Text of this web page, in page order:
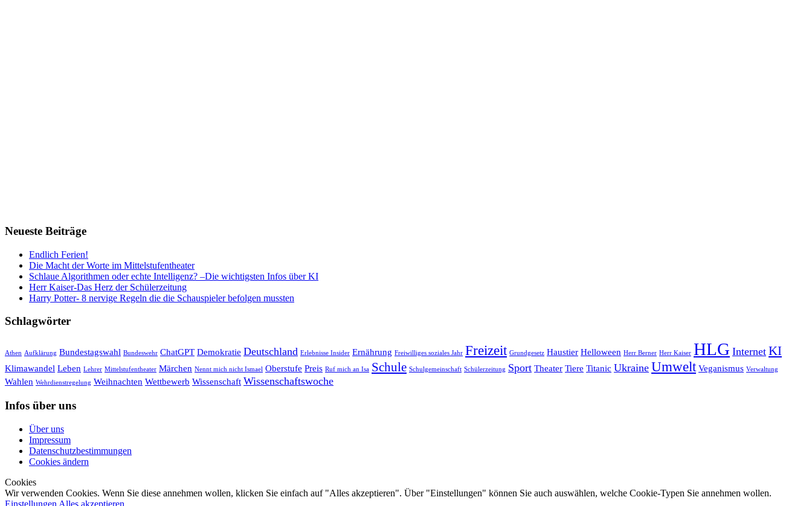
Neueste Beiträge
Endlich Ferien!
Die Macht der Worte im Mittelstufentheater
Schlaue Algorithmen oder echte Intelligenz? –Die wichtigsten Infos über KI
Herr Kaiser-Das Herz der Schülerzeitung
Harry Potter- 8 nervige Regeln die die Schauspieler befolgen mussten
Schlagwörter
Athen Aufklärung Bundestagswahl Bundeswehr ChatGPT Demokratie Deutschland Erlebnisse Insider Ernährung Freiwilliges soziales Jahr Freizeit Grundgesetz Haustier Helloween Herr Berner Herr Kaiser HLG Internet KI
Klimawandel Leben Lehrer Mittelstufentheater Märchen Nennt mich nicht Ismael Oberstufe Preis Ruf mich an Isa Schule Schulgemeinschaft Schülerzeitung Sport Theater Tiere Titanic Ukraine Umwelt Veganismus Verwaltung
Wahlen Wehrdienstregelung Weihnachten Wettbewerb Wissenschaft Wissenschaftswoche
Infos über uns
Über uns
Impressum
Datenschutzbestimmungen
Cookies ändern
Cookies
Wir verwenden Cookies. Wenn Sie diese annehmen wollen, klicken Sie einfach auf "Alles akzeptieren". Über "Einstellungen" können Sie auch auswählen, welche Cookie-Typen Sie annehmen wollen.
Einstellungen Alles akzeptieren